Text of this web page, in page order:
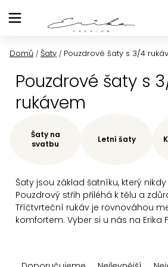
na
Domů / Šaty / Pouzdrové šaty s 3/4
Pouzdrové šaty s
rukávem
Šaty jsou základ šatníku, který
Pouzdrový střih přiléhá k tělu a
Tříčtvrteční rukáv je rovnováhou
komfortem. Vyber si u nás na Erika
Šaty na
svatbu
Letní šaty